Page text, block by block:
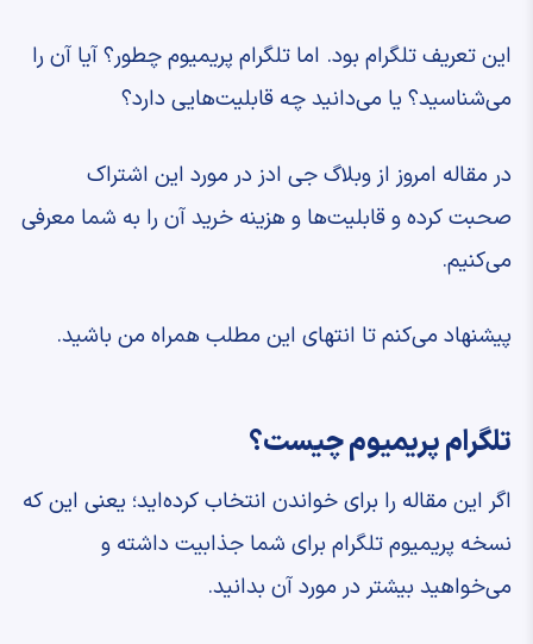
این تعریف تلگرام بود. اما تلگرام پریمیوم چطور؟ آیا آن را
می‌شناسید؟ یا می‌دانید چه قابلیت‌هایی دارد؟
در مقاله امروز از وبلاگ جی ادز در مورد این اشتراک
صحبت کرده و قابلیت‌ها و هزینه خرید آن را به شما معرفی
می‌کنیم.
پیشنهاد می‌کنم تا انتهای این مطلب همراه من باشید.
تلگرام پریمیوم چیست؟
اگر این مقاله را برای خواندن انتخاب کرده‌اید؛ یعنی این که
نسخه پریمیوم تلگرام برای شما جذابیت داشته و
می‌خواهید بیشتر در مورد آن بدانید.